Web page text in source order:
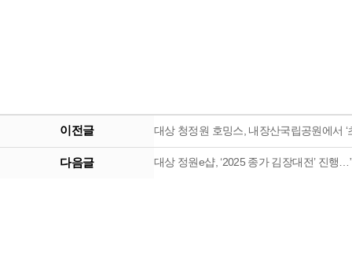
이전글 대상 청정원 호밍스, 내장산국립공원에서 ‘
다음글 대상 정원e샵, ‘2025 종가 김장대전’ 진행